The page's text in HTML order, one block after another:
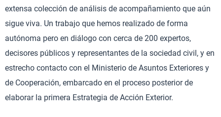
extensa colección de análisis de acompañamiento que aún
sigue viva. Un trabajo que hemos realizado de forma
autónoma pero en diálogo con cerca de 200 expertos,
decisores públicos y representantes de la sociedad civil, y en
estrecho contacto con el Ministerio de Asuntos Exteriores y
de Cooperación, embarcado en el proceso posterior de
elaborar la primera Estrategia de Acción Exterior.